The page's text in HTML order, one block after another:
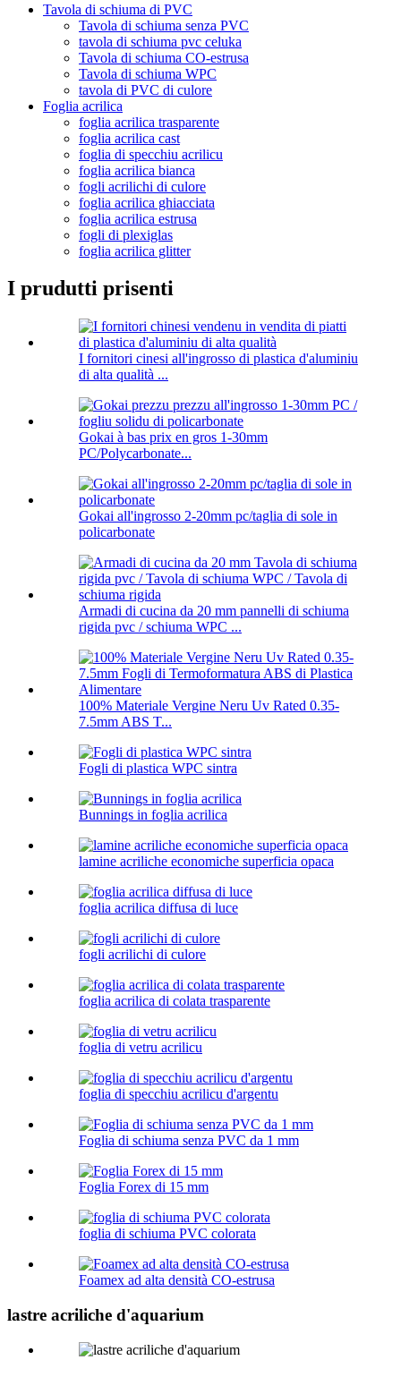
Tavola di schiuma di PVC
Tavola di schiuma senza PVC
tavola di schiuma pvc celuka
Tavola di schiuma CO-estrusa
Tavola di schiuma WPC
tavola di PVC di culore
Foglia acrilica
foglia acrilica trasparente
foglia acrilica cast
foglia di specchiu acrilicu
foglia acrilica bianca
fogli acrilichi di culore
foglia acrilica ghiacciata
foglia acrilica estrusa
fogli di plexiglas
foglia acrilica glitter
I prudutti prisenti
I fornitori cinesi all'ingrosso di plastica d'aluminiu
di alta qualità ...
Gokai à bas prix en gros 1-30mm
PC/Polycarbonate...
Gokai all'ingrosso 2-20mm pc/taglia di sole in
policarbonate
Armadi di cucina da 20 mm pannelli di schiuma
rigida pvc / schiuma WPC ...
100% Materiale Vergine Neru Uv Rated 0.35-
7.5mm ABS T...
Fogli di plastica WPC sintra
Bunnings in foglia acrilica
lamine acriliche economiche superficia opaca
foglia acrilica diffusa di luce
fogli acrilichi di culore
foglia acrilica di colata trasparente
foglia di vetru acrilicu
foglia di specchiu acrilicu d'argentu
Foglia di schiuma senza PVC da 1 mm
Foglia Forex di 15 mm
foglia di schiuma PVC colorata
Foamex ad alta densità CO-estrusa
lastre acriliche d'aquarium